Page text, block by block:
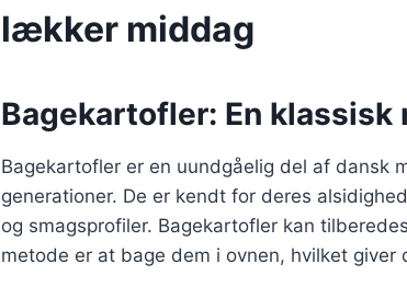
lækker middag
Bagekartofler: En klassisk
Bagekartofler er en uundgåelig del af dansk
generationer. De er kendt for deres
og smagsprofiler. Bagekartofler kan
metode er at bage dem i ovnen, hvilket